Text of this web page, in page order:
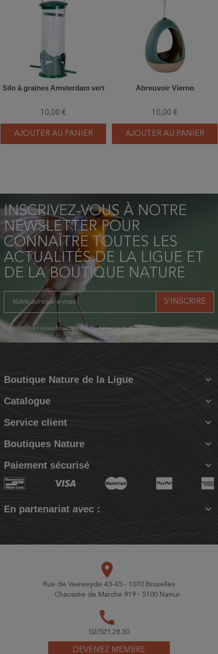
Silo à graines Amsterdam vert
10,00 €
AJOUTER AU PANIER
Abreuvoir Vierno
10,00 €
AJOUTER AU PANIER
INSCRIVEZ-VOUS À NOTRE
NEWSLETTER POUR
CONNAÎTRE TOUTES LES
ACTUALITÉS DE LA LIGUE ET
DE LA BOUTIQUE NATURE
Vous pouvez vous désinscrire à tout moment.
Boutique Nature de la Ligue 
Catalogue 
Service client 
Boutiques Nature 
Paiement sécurisé 
En partenariat avec : 
DEVENEZ MEMBRE
place
Rue de Veeweyde 43-45 - 1070 Bruxelles
Chaussée de Marche 919 - 5100 Namur
call
02/521.28.50